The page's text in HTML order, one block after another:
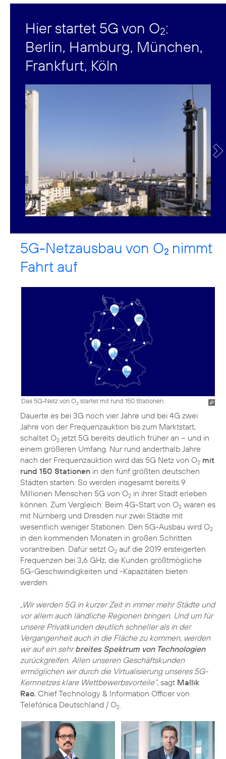
Hier startet 5G von O2:
Berlin, Hamburg, München,
Frankfurt, Köln
5G-Netzausbau von O2 nimmt
Fahrt auf
Das 5G-Netz von O2 startet mit rund 150 Stationen.
Dauerte es bei 3G noch vier Jahre und bei 4G zwei
Jahre von der Frequenzauktion bis zum Marktstart,
schaltet O2 jetzt 5G bereits deutlich früher an – und in
einem größeren Umfang. Nur rund anderthalb Jahre
nach der Frequenzauktion wird das 5G Netz von O2 mit
rund 150 Stationen in den fünf größten deutschen
Städten starten. So werden insgesamt bereits 9
Millionen Menschen 5G von O2 in ihrer Stadt erleben
können. Zum Vergleich: Beim 4G-Start von O2 waren es
mit Nürnberg und Dresden nur zwei Städte mit
wesentlich weniger Stationen. Den 5G-Ausbau wird O2
in den kommenden Monaten in großen Schritten
vorantreiben. Dafür setzt O2 auf die 2019 ersteigerten
Frequenzen bei 3,6 GHz, die Kunden größtmögliche
5G-Geschwindigkeiten und -Kapazitäten bieten
werden.
„Wir werden 5G in kurzer Zeit in immer mehr Städte und
vor allem auch ländliche Regionen bringen. Und um für
unsere Privatkunden deutlich schneller als in der
Vergangenheit auch in die Fläche zu kommen, werden
wir auf ein sehrbreites Spektrum von Technologien
zurückgreifen. Allen unseren Geschäftskunden
ermöglichen wir durch die Virtualisierung unseres 5G-
Kernnetzes klare Wettbewerbsvorteile“, sagt Mallik
Rao, Chief Technology & Information Officer von
Telefónica Deutschland / O2.